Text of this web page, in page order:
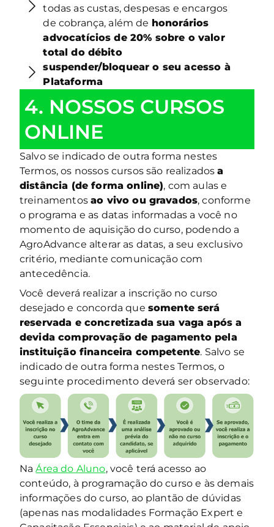
todas as custas, despesas e encargos
de cobrança, além de honorários
advocatícios de 20% sobre o valor
total do débito
suspender/bloquear o seu acesso à
Plataforma
4. NOSSOS CURSOS
ONLINE
Salvo se indicado de outra forma nestes
Termos, os nossos cursos são realizadosa
distância (de forma online), com aulas e
treinamentosao vivo ou gravados, conforme
o programa e as datas informadas a você no
momento de aquisição do curso, podendo a
AgroAdvance alterar as datas, a seu exclusivo
critério, mediante comunicação com
antecedência.
Você deverá realizar a inscrição no curso
desejado e concorda que somente será
reservada e concretizada sua vaga após a
devida comprovação de pagamento pela
instituição financeira competente. Salvo se
indicado de outra forma nestes Termos, o
seguinte procedimento deverá ser observado:
NaÁrea do Aluno, você terá acesso ao
conteúdo, à programação do curso e às demais
informações do curso, ao plantão de dúvidas
(apenas nas modalidades Formação Expert e